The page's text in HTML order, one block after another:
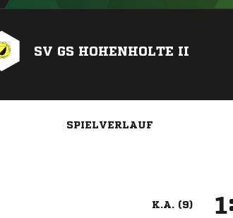
SV GS HOHENHOLTE II
SPIELVERLAUF
K.A. (9) 